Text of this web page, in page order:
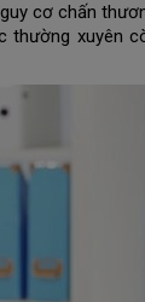
cơ chấn
thường xuyên